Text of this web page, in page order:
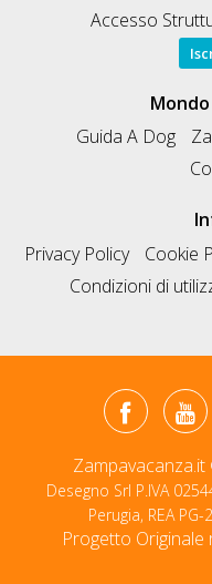
Accesso
Guida A Dog
Privacy Policy
Cookie
Condizioni di
Desegno Srl P.IVA
Perugia, REA
Progetto Originale